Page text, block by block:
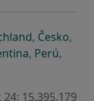
záložce
v nové záložce
se otevře v
, Českose
,
záložce
v nové
se otevře v
, Perúse
,
24: 15.395.179